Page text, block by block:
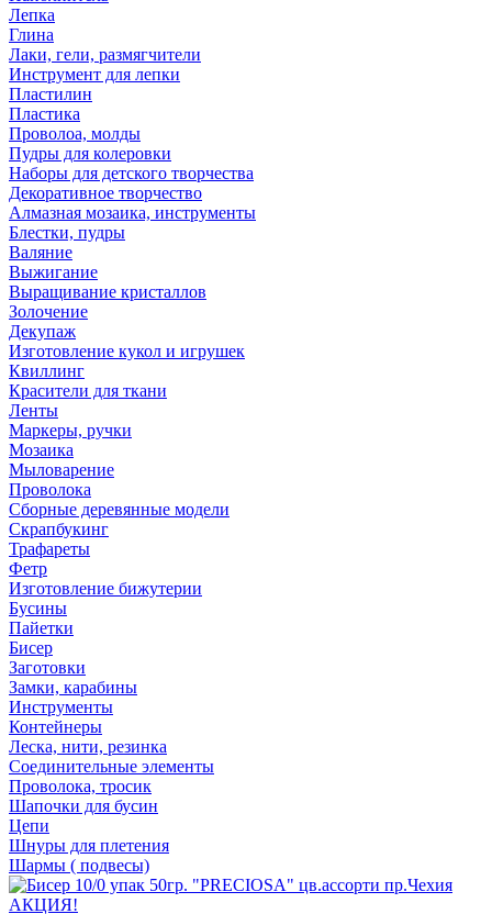
Лепка
Глина
Лаки, гели, размягчители
Инструмент для лепки
Пластилин
Пластика
Проволоа, молды
Пудры для колеровки
Наборы для детского творчества
Декоративное творчество
Алмазная мозаика, инструменты
Блестки, пудры
Валяние
Выжигание
Выращивание кристаллов
Золочение
Декупаж
Изготовление кукол и игрушек
Квиллинг
Красители для ткани
Ленты
Маркеры, ручки
Мозаика
Мыловарение
Проволока
Сборные деревянные модели
Скрапбукинг
Трафареты
Фетр
Изготовление бижутерии
Бусины
Пайетки
Бисер
Заготовки
Замки, карабины
Инструменты
Контейнеры
Леска, нити, резинка
Соединительные элементы
Проволока, тросик
Шапочки для бусин
Цепи
Шнуры для плетения
Шармы ( подвесы)